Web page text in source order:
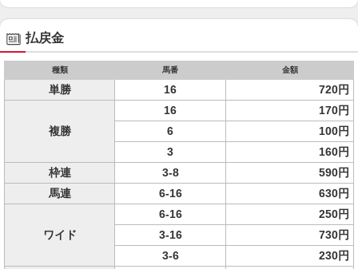
払戻金
種類 馬番 金額
単勝 16 720円
複勝
16
170円
6
100円
3
160円
枠連
3-8
590円
馬連
6-16 630円
ワイド
6-16
250円
3-16
730円
3-6
230円